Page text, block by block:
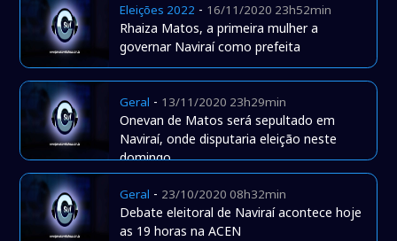
Eleições 2022 - 16/11/2020 23h52min
Rhaiza Matos, a primeira mulher a
governar Naviraí como prefeita
Geral - 13/11/2020 23h29min
Onevan de Matos será sepultado em
Naviraí, onde disputaria eleição neste
domingo
Geral - 23/10/2020 08h32min
Debate eleitoral de Naviraí acontece hoje
as 19 horas na ACEN